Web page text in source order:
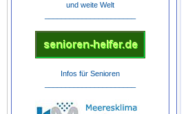
und weite Welt
Infos für Senioren